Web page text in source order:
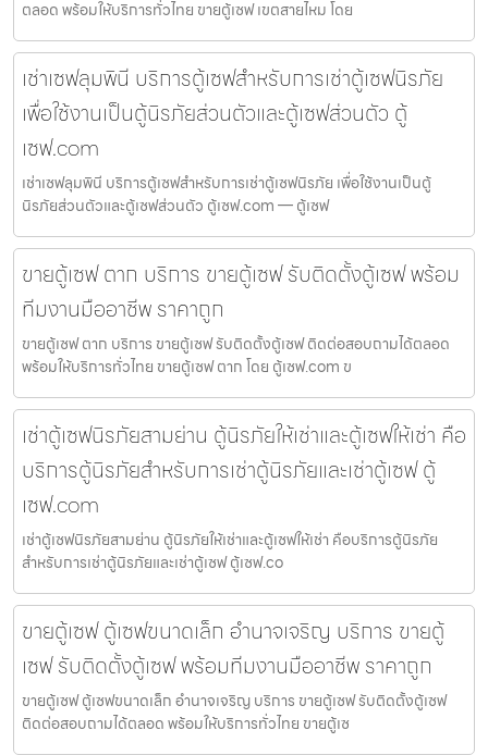
ตลอด พร้อมให้บริการทั่วไทย ขายตู้เซฟ เขตสายไหม โดย
เช่าเซฟลุมพินี บริการตู้เซฟสำหรับการเช่าตู้เซฟนิรภัย
เพื่อใช้งานเป็นตู้นิรภัยส่วนตัวและตู้เซฟส่วนตัว ตู้
เซฟ.com
เช่าเซฟลุมพินี บริการตู้เซฟสำหรับการเช่าตู้เซฟนิรภัย เพื่อใช้งานเป็นตู้
นิรภัยส่วนตัวและตู้เซฟส่วนตัว ตู้เซฟ.com — ตู้เซฟ
ขายตู้เซฟ ตาก บริการ ขายตู้เซฟ รับติดตั้งตู้เซฟ พร้อม
ทีมงานมืออาชีพ ราคาถูก
ขายตู้เซฟ ตาก บริการ ขายตู้เซฟ รับติดตั้งตู้เซฟ ติดต่อสอบถามได้ตลอด
พร้อมให้บริการทั่วไทย ขายตู้เซฟ ตาก โดย ตู้เซฟ.com ข
เช่าตู้เซฟนิรภัยสามย่าน ตู้นิรภัยให้เช่าและตู้เซฟให้เช่า คือ
บริการตู้นิรภัยสำหรับการเช่าตู้นิรภัยและเช่าตู้เซฟ ตู้
เซฟ.com
เช่าตู้เซฟนิรภัยสามย่าน ตู้นิรภัยให้เช่าและตู้เซฟให้เช่า คือบริการตู้นิรภัย
สำหรับการเช่าตู้นิรภัยและเช่าตู้เซฟ ตู้เซฟ.co
ขายตู้เซฟ ตู้เซฟขนาดเล็ก อำนาจเจริญ บริการ ขายตู้
เซฟ รับติดตั้งตู้เซฟ พร้อมทีมงานมืออาชีพ ราคาถูก
ขายตู้เซฟ ตู้เซฟขนาดเล็ก อำนาจเจริญ บริการ ขายตู้เซฟ รับติดตั้งตู้เซฟ
ติดต่อสอบถามได้ตลอด พร้อมให้บริการทั่วไทย ขายตู้เซ